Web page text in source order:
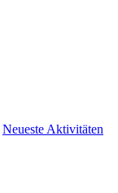
Neueste Aktivitäten